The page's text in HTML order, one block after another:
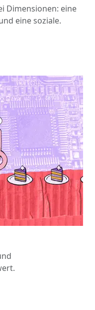
Dimensionen: eine
eine soziale.